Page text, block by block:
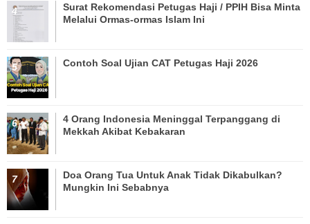
Surat Rekomendasi Petugas Haji / PPIH Bisa Minta
Melalui Ormas-ormas Islam Ini
Contoh Soal Ujian CAT Petugas Haji 2026
4 Orang Indonesia Meninggal Terpanggang di
Mekkah Akibat Kebakaran
Doa Orang Tua Untuk Anak Tidak Dikabulkan?
Mungkin Ini Sebabnya